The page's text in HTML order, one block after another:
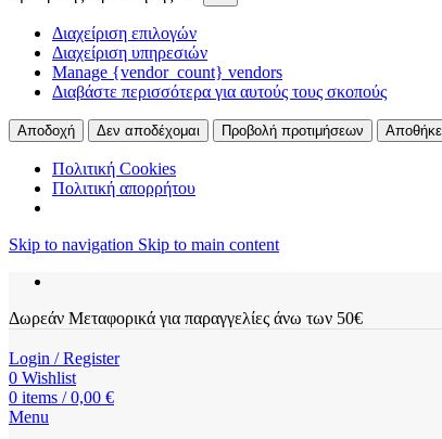
Προώθησης
Διαχείριση επιλογών
Διαχείριση υπηρεσιών
Manage {vendor_count} vendors
Διαβάστε περισσότερα για αυτούς τους σκοπούς
Αποδοχή Δεν αποδέχομαι Προβολή προτιμήσεων
Πολιτική Cookies
Πολιτική απορρήτου
Skip to navigation Skip to main content
Δωρεάν Μεταφορικά για παραγγελίες άνω των 50€
Login / Register
0 Wishlist
0 items / 0,00 €
Menu